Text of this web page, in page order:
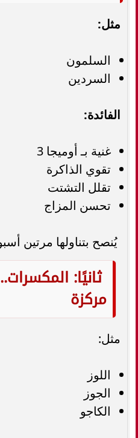
مثل:
السلمون
السردين
الفائدة:
غنية بـ أوميجا 3
تقوي الذاكرة
تقلل التشتت
تحسن المزاج
يُنصح بتناولها مرتين
ثانيًا:
مركزة
مثل:
اللوز
الجوز
الكاجو